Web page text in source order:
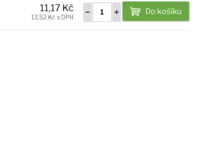
Do košíku
11,17 Kč
13,52 Kč s DPH